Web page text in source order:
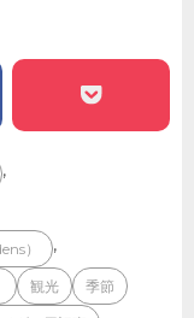
,
） ,
観光 季節